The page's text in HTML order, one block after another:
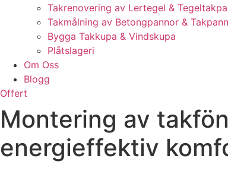
Takrenovering av Lertegel &
Takmålning av Betongpannor &
Bygga Takkupa & Vindskupa
Plåtslageri
Om Oss
Blogg
Offert
Montering av
energieffektiv